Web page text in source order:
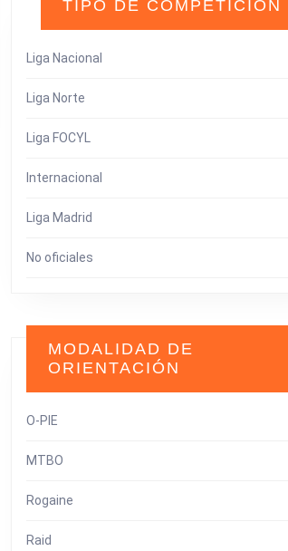
TIPO DE COMPETICIÓN
Liga Nacional
Liga Norte
Liga FOCYL
Internacional
Liga Madrid
No oficiales
MODALIDAD DE
ORIENTACIÓN
O-PIE
MTBO
Rogaine
Raid